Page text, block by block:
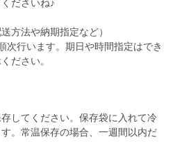
ださいね♪
方法や納期指定など）
次行います。期日や時間指定はでき
ださい。
してください。保存袋に入れて冷
。常温保存の場合、一週間以内だ